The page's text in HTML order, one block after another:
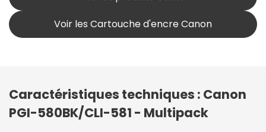
Voir les Cartouche d'encre Canon
Caractéristiques techniques : Canon
PGI-580BK/CLI-581 - Multipack